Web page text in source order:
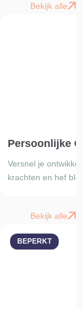
Bekijk alle
Persoonlijke
Versnel je
krachten en hef
Bekijk alle
BEPERKT